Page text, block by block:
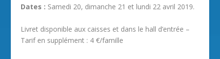
Dates : Samedi 20, dimanche 21 et lundi 22 avril 2019.
Livret disponible aux caisses et dans le hall d’entrée –
Tarif en supplément : 4 €/famille